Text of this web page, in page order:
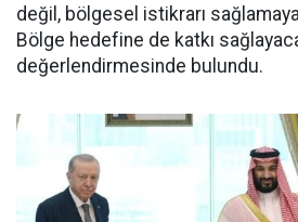
değil, bölgesel istikrarı
Bölge hedefine de katkı
değerlendirmesinde bulundu.